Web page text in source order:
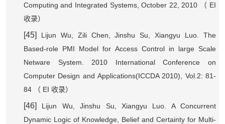
Computing and Integrated Systems, October 22, 2010
（ EI
收录）
[45]
Lijun Wu, Zili Chen, Jinshu Su, Xiangyu Luo. The
Based-role PMI Model for Access Control in large Scale
Netware System. 2010 International Conference on
Computer Design and Applications(ICCDA 2010), Vol.2: 81-
84
（ EI 收录）
[46] Lijun Wu, Jinshu Su, Xiangyu Luo. A Concurrent
Dynamic Logic of Knowledge, Belief and Certainty for Multi-